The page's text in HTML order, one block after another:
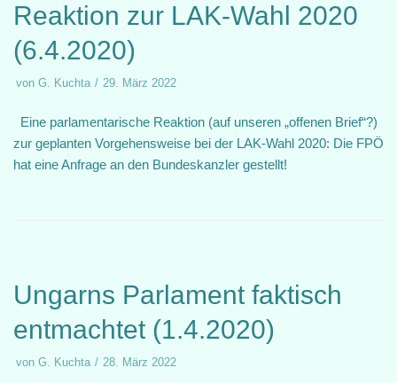
Reaktion zur LAK-Wahl 2020
(6.4.2020)
von G. Kuchta 29. März 2022
Eine parlamentarische Reaktion (auf unseren „offenen Brief“?)
zur geplanten Vorgehensweise bei der LAK-Wahl 2020: Die FPÖ
hat eine Anfrage an den Bundeskanzler gestellt!
Ungarns Parlament faktisch
entmachtet (1.4.2020)
von G. Kuchta 28. März 2022